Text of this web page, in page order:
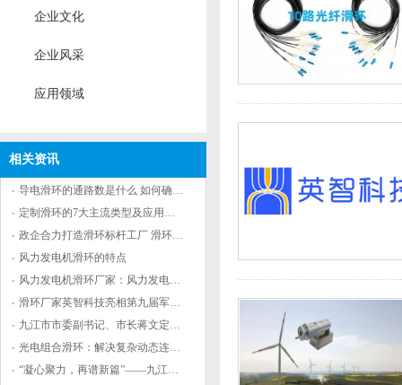
企业文化
企业风采
应用领域
相关资讯
导电滑环的通路数是什么 如何确定滑环通路数
定制滑环的7大主流类型及应用场景解析
政企合力打造滑环标杆工厂 滑环领军企业九江基
风力发电机滑环的特点
风力发电机滑环厂家：风力发电机滑环的作用
滑环厂家英智科技亮相第九届军事智能技术装备
九江市市委副书记、市长蒋文定来英智科技调研
光电组合滑环：解决复杂动态连接问题的有效工
“凝心聚力，再谱新篇”——九江英智科技2023年